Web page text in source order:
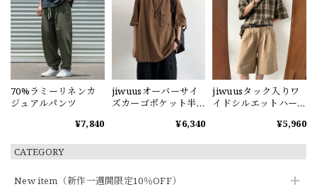
CATEGORY
New item（新作一週間限定10％OFF）
70%ラミーリネンカ
ジュアルパンツ
¥7,840
jiwuusオーバーサイ
ズカーゴポケット半
¥6,340
jiwuusタック入りワ
イドシルエットハー
¥5,960